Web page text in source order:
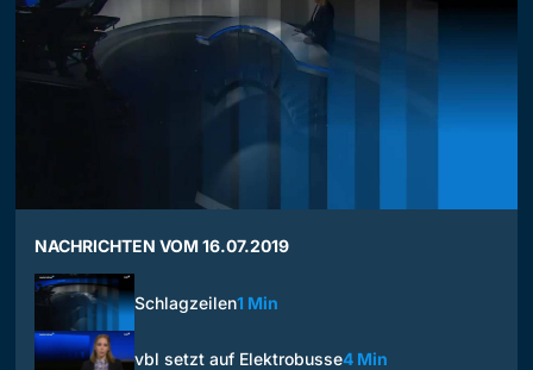
NACHRICHTEN VOM 16.07.2019
Schlagzeilen1 Min
vbl setzt auf Elektrobusse4 Min